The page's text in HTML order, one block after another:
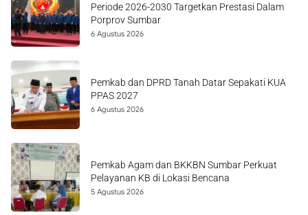
Periode 2026-2030 Targetkan Prestasi Dalam
Porprov Sumbar
6 Agustus 2026
Pemkab dan DPRD Tanah Datar Sepakati KUA
PPAS 2027
6 Agustus 2026
Pemkab Agam dan BKKBN Sumbar Perkuat
Pelayanan KB di Lokasi Bencana
5 Agustus 2026